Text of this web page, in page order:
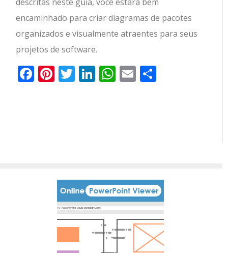
descritas neste guia, você estará bem
encaminhado para criar diagramas de pacotes
organizados e visualmente atraentes para seus
projetos de software.
Facebook
Pinterest
Twitter
LinkedIn
WhatsApp
Email